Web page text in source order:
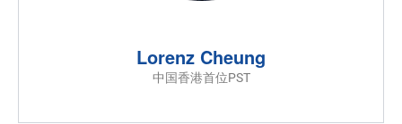
Lorenz Cheung
中国香港首位PST